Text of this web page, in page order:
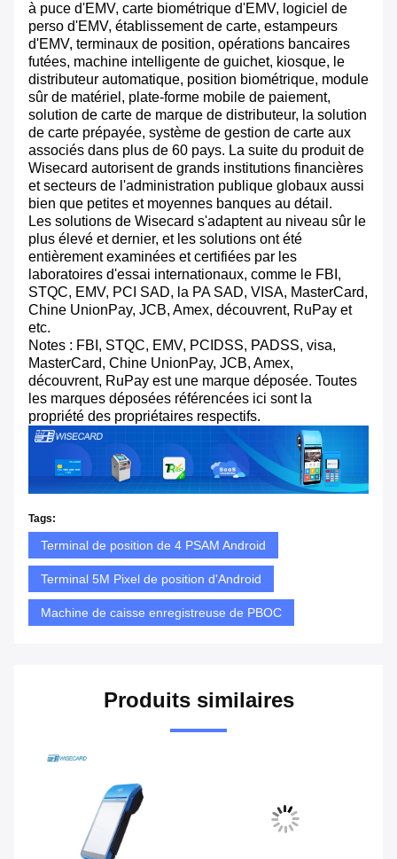
à puce d'EMV, carte biométrique d'EMV, logiciel de
perso d'EMV, établissement de carte, estampeurs
d'EMV, terminaux de position, opérations bancaires
futées, machine intelligente de guichet, kiosque, le
distributeur automatique, position biométrique, module
sûr de matériel, plate-forme mobile de paiement,
solution de carte de marque de distributeur, la solution
de carte prépayée, système de gestion de carte aux
associés dans plus de 60 pays. La suite du produit de
Wisecard autorisent de grands institutions financières
et secteurs de l'administration publique globaux aussi
bien que petites et moyennes banques au détail.
Les solutions de Wisecard s'adaptent au niveau sûr le
plus élevé et dernier, et les solutions ont été
entièrement examinées et certifiées par les
laboratoires d'essai internationaux, comme le FBI,
STQC, EMV, PCI SAD, la PA SAD, VISA, MasterCard,
Chine UnionPay, JCB, Amex, découvrent, RuPay et
etc.
Notes : FBI, STQC, EMV, PCIDSS, PADSS, visa,
MasterCard, Chine UnionPay, JCB, Amex,
découvrent, RuPay est une marque déposée. Toutes
les marques déposées référencées ici sont la
propriété des propriétaires respectifs.
Tags:
Terminal de position de 4 PSAM Android
Terminal 5M Pixel de position d'Android
Machine de caisse enregistreuse de PBOC
Produits similaires